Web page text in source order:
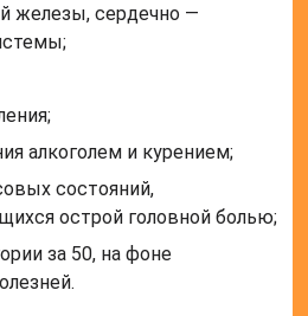
железы, сердечно —
алкоголем и курением;
состояний,
острой головной болью;
за 50, на фоне